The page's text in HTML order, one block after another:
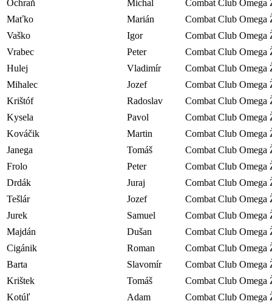
Ochraň Michal
Combat Club Omega
Maťko
Marián
Combat Club Omega
Vaško
Igor
Combat Club Omega
Vrabec
Peter
Combat Club Omega
Hulej
Vladimír
Combat Club Omega
Mihalec
Jozef
Combat Club Omega
Krištóf
Radoslav
Combat Club Omega
Kysela
Pavol
Combat Club Omega
Kováčik
Martin
Combat Club Omega
Janega
Tomáš
Combat Club Omega
Frolo
Peter
Combat Club Omega
Drdák
Juraj
Combat Club Omega
Tešlár
Jozef
Combat Club Omega
Jurek
Samuel
Combat Club Omega
Majdán
Dušan
Combat Club Omega
Cigánik
Roman
Combat Club Omega
Barta
Slavomír
Combat Club Omega
Krištek
Tomáš
Combat Club Omega
Kotúľ
Adam
Combat Club Omega